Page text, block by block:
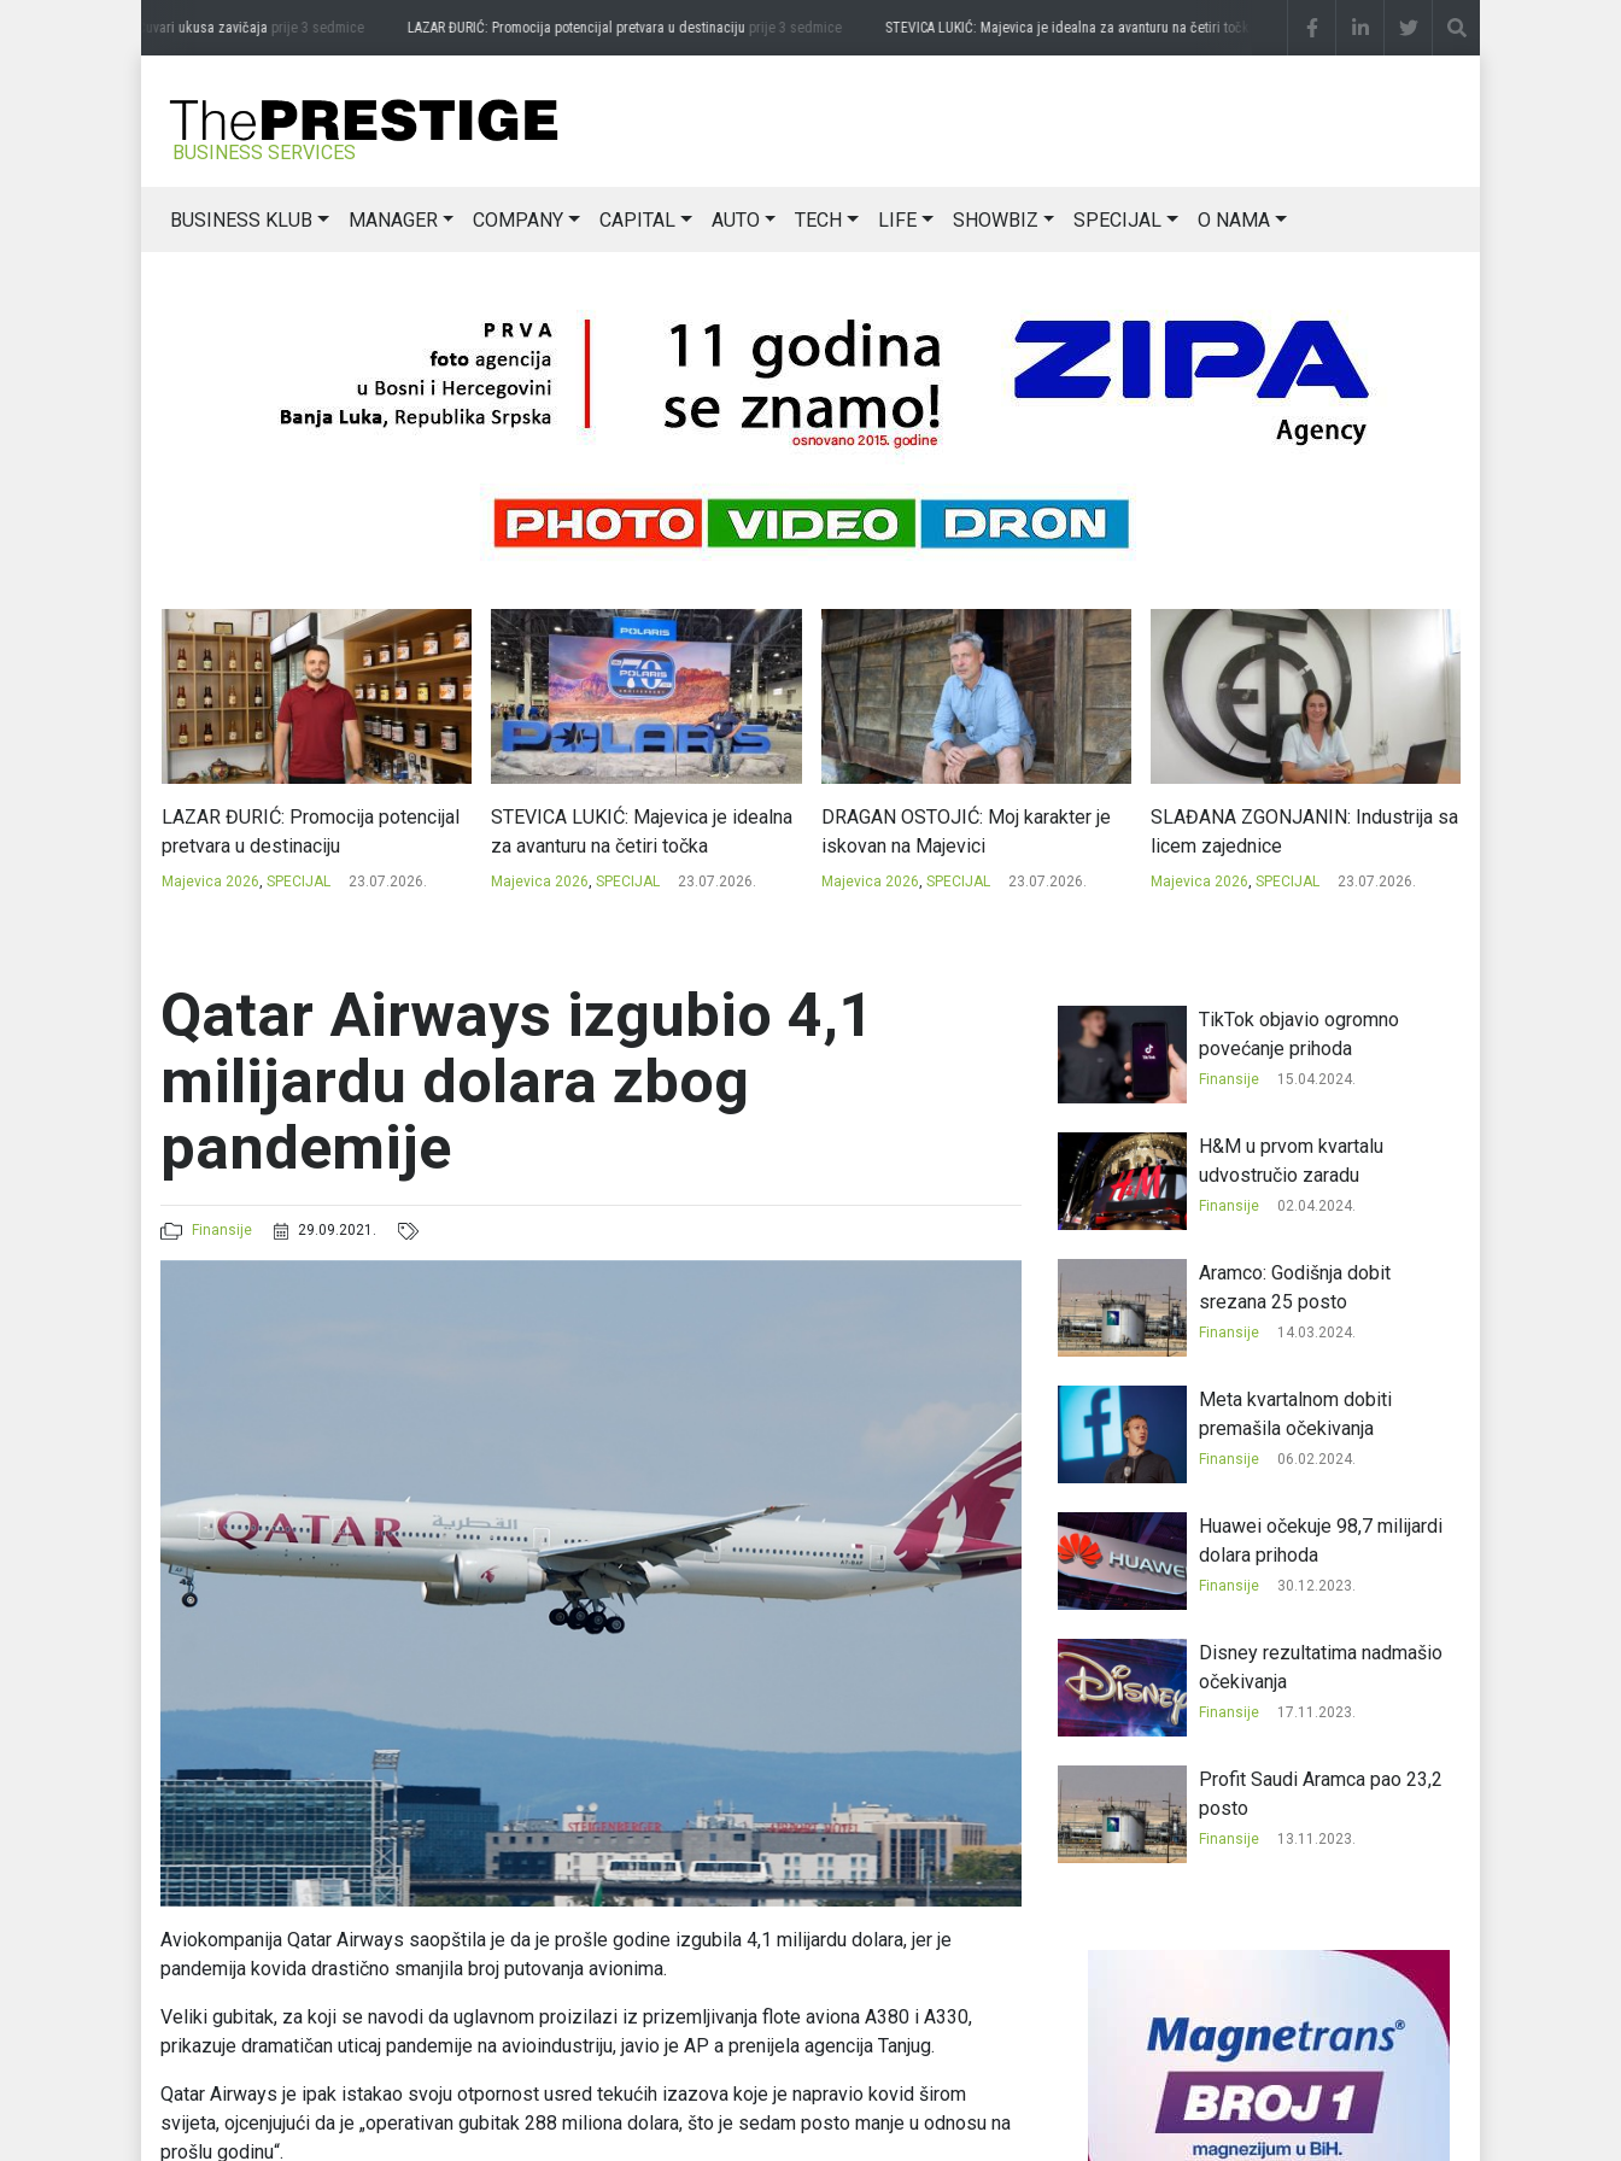
MIĆANOVIĆ: Čuvari ukusa zavičajaprije 3 sedmice LAZAR ĐURIĆ: Promocija potencijal pretvara u destinacijuprije 3 sedmice STEVICA LUKIĆ: Majevica je idealna za avanturu na četiri točkaprije 3 sedmice DRAGAN OSTOJIĆ: Moj karakter je
BUSINESS SERVICES
BUSINESS KLUB MANAGER COMPANY CAPITAL AUTO TECH LIFE SHOWBIZ SPECIJAL O NAMA
LAZAR ĐURIĆ: Promocija potencijal
pretvara u destinaciju
Majevica 2026, SPECIJAL 23.07.2026.
STEVICA LUKIĆ: Majevica je idealna
za avanturu na četiri točka
Majevica 2026, SPECIJAL 23.07.2026.
DRAGAN OSTOJIĆ: Moj karakter je
iskovan na Majevici
Majevica 2026, SPECIJAL 23.07.2026.
SLAĐANA ZGONJANIN: Industrija sa
licem zajednice
Majevica 2026, SPECIJAL 23.07.2026.
Qatar Airways izgubio 4,1
milijardu dolara zbog
pandemije
Finansije 29.09.2021.
Aviokompanija Qatar Airways saopštila je da je prošle godine izgubila 4,1 milijardu dolara, jer je
pandemija kovida drastično smanjila broj putovanja avionima.
Veliki gubitak, za koji se navodi da uglavnom proizilazi iz prizemljivanja flote aviona A380 i A330,
prikazuje dramatičan uticaj pandemije na avioindustriju, javio je AP a prenijela agencija Tanjug.
Qatar Airways je ipak istakao svoju otpornost usred tekućih izazova koje je napravio kovid širom
svijeta, ojcenjujući da je „operativan gubitak 288 miliona dolara, što je sedam posto manje u odnosu na
prošlu godinu“.
TikTok objavio ogromno
povećanje prihoda
Finansije 15.04.2024.
H&M u prvom kvartalu
udvostručio zaradu
Finansije 02.04.2024.
Aramco: Godišnja dobit
srezana 25 posto
Finansije 14.03.2024.
Meta kvartalnom dobiti
premašila očekivanja
Finansije 06.02.2024.
Huawei očekuje 98,7 milijardi
dolara prihoda
Finansije 30.12.2023.
Disney rezultatima nadmašio
očekivanja
Finansije 17.11.2023.
Profit Saudi Aramca pao 23,2
posto
Finansije 13.11.2023.